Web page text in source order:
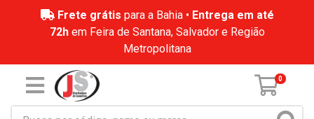
Frete grátis para a Bahia • Entrega em até
72hem Feira de Santana, Salvador e Região
Metropolitana
0